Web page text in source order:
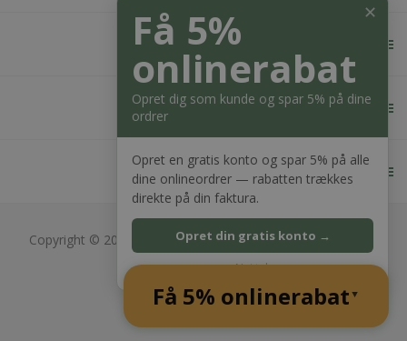
KUNDESERVICE
MIN KONTO
KONTAKT OS
Copyright © 2026 Bagger Nielsen webshop. Alle rettigheder
forbeholdt.
Powered bynopCommerce
✕
Få 5%
onlinerabat
Opret dig som kunde og spar 5% på dine
ordrer
Opret en gratis konto og spar 5% på alle
dine onlineordrer — rabatten trækkes
direkte på din faktura.
Opret din gratis konto →
Nej tak
Få 5% onlinerabat ▲